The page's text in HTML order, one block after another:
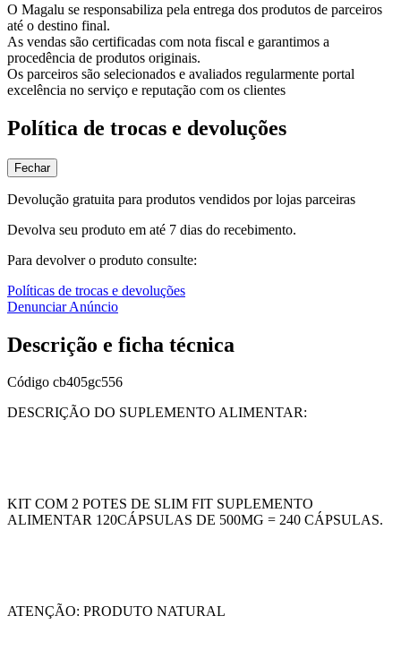
O Magalu se responsabiliza pela entrega dos produtos de parceiros
até o destino final.
As vendas são certificadas com nota fiscal e garantimos a
procedência de produtos originais.
Os parceiros são selecionados e avaliados regularmente portal
excelência no serviço e reputação com os clientes
Política de trocas e devoluções
Fechar
Devolução gratuita para produtos vendidos por lojas parceiras
Devolva seu produto em até 7 dias do recebimento.
Para devolver o produto consulte:
Políticas de trocas e devoluções
Denunciar Anúncio
Descrição e ficha técnica
Código cb405gc556
DESCRIÇÃO DO SUPLEMENTO ALIMENTAR:
KIT COM 2 POTES DE SLIM FIT SUPLEMENTO
ALIMENTAR 120CÁPSULAS DE 500MG = 240 CÁPSULAS.
ATENÇÃO: PRODUTO NATURAL